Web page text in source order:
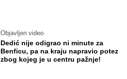
Objavljen video
Dedić nije odigrao ni minute za
Benficu, pa na kraju napravio potez
zbog kojeg je u centru pažnje!